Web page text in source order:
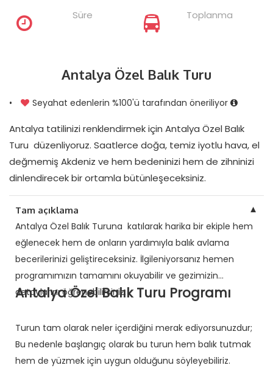
Süre Toplanma
Antalya Özel Balık Turu
• Seyahat edenlerin %100'ü tarafından öneriliyor
Antalya tatilinizi renklendirmek için Antalya Özel Balık
Turu düzenliyoruz. Saatlerce doğa, temiz iyotlu hava, el
değmemiş Akdeniz ve hem bedeninizi hem de zihninizi
dinlendirecek bir ortamla bütünleşeceksiniz.
Tam açıklama ▼
Antalya Özel Balık Turuna katılarak harika bir ekiple hem
eğlenecek hem de onların yardımıyla balık avlama
becerilerinizi geliştireceksiniz. İlgileniyorsanız hemen
programımızın tamamını okuyabilir ve gezimizin
detaylarını öğrenebilirsiniz.
Antalya Özel Balık Turu Programı
Turun tam olarak neler içerdiğini merak ediyorsunuzdur;
Bu nedenle başlangıç ​​olarak bu turun hem balık tutmak
hem de yüzmek için uygun olduğunu söyleyebiliriz.